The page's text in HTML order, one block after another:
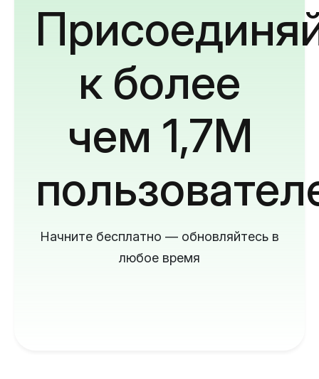
к более
чем 1,7M
Начните бесплатно — обновляйтесь в
любое время